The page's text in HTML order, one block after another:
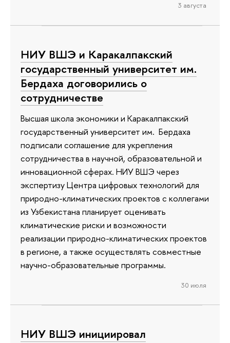
3 августа
НИУ ВШЭ и Каракалпакский
государственный университет им.
Бердаха договорились о
сотрудничестве
Высшая школа экономики и Каракалпакский
государственный университет им. Бердаха
подписали соглашение для укрепления
сотрудничества в научной, образовательной и
инновационной сферах. НИУ ВШЭ через
экспертизу Центра цифровых технологий для
природно-климатических проектов с коллегами
из Узбекистана планирует оценивать
климатические риски и возможности
реализации природно-климатических проектов
в регионе, а также осуществлять совместные
научно-образовательные программы.
30 июля
НИУ ВШЭ инициировал